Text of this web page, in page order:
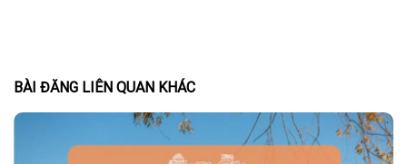
BÀI ĐĂNG LIÊN QUAN KHÁC